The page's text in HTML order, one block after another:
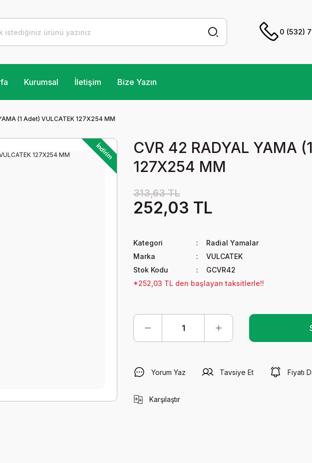
0 (532)
Kurumsal İletişim Bize Yazın
(1 Adet) VULCATEK 127X254 MM
İndirim
CVR 42 RADYAL YAMA
127X254 MM
313,63 TL
252,03 TL
Kategori
Radial Yamalar
Marka
VULCATEK
Stok Kodu
GCVR42
*252,03 TL den başlayan taksitlerle!!
Yorum Yaz Tavsiye Et Fiyatı
Karşılaştır